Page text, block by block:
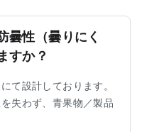
曇性（曇りにく
すか？
て設計しております。
失わず、青果物／製品